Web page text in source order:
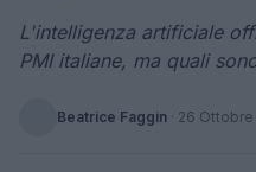
L'intelligenza artificiale
PMI italiane, ma quali
Beatrice Faggin · 26 Ottobre